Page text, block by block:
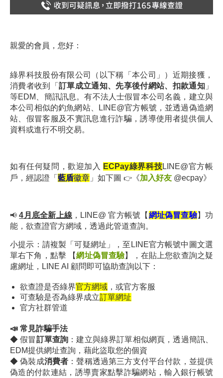
親愛的會員，您好：
綠界科技股份有限公司（以下稱「本公司」）近期接獲，
消費者收到「 訂單成立通知、先享後付網站、扣款通知 」
等EDM、簡訊訊息。有不法人士假冒本公司名義，建立與
本公司相似的釣魚網站、LINE@官方帳號，並透過偽造網
站、假冒客服及不實訊息進行詐騙，誘導使用者提供個人
資料或進行不明交易。
如有任何疑問，歡迎加入 ECPay綠界科技LINE@官方帳
戶，經認證「 藍盾徽章 」如下圖 👉 《加入好友 @ecpay》
📢4月底全新上線，LINE@ 官方帳號【 網址偽冒查驗】功
能， 欲查證官方網域，透過此管道查詢。
小提示： 請複製「可疑網址」，至LINE官方帳號中圖文選
單右下角，點擊 【網址偽冒查驗】，在貼上您欲查詢之疑
慮網址，LINE AI 顧問即可協助查詢以下：
欲查證是否綠界官方網域 ，或官方客服
可查驗是否為綠界成立訂單網址
官方社群管道
📣 常見詐騙手法
◆假冒訂單查詢 ：建立與綠界訂單相似網頁，透過簡訊、
EDM提供網址查詢 ，藉此盜取您的個資
◆ 偽裝成消費者 ：聲稱透過第三方支付平台付款，並提供
偽造的付款連結，誘導賣家點擊詐騙網站，輸入銀行帳號